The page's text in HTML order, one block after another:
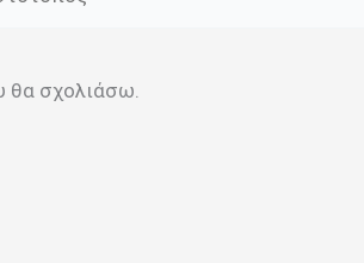
θα σχολιάσω.